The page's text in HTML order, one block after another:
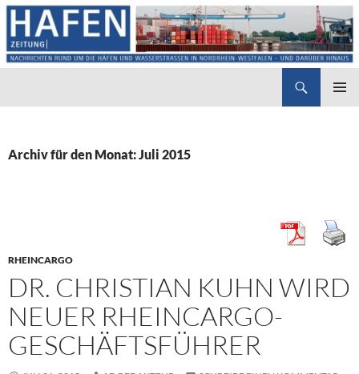
Archiv für den Monat: Juli 2015
RHEINCARGO
DR. CHRISTIAN KUHN WIRD
NEUER RHEINCARGO-
GESCHÄFTSFÜHRER